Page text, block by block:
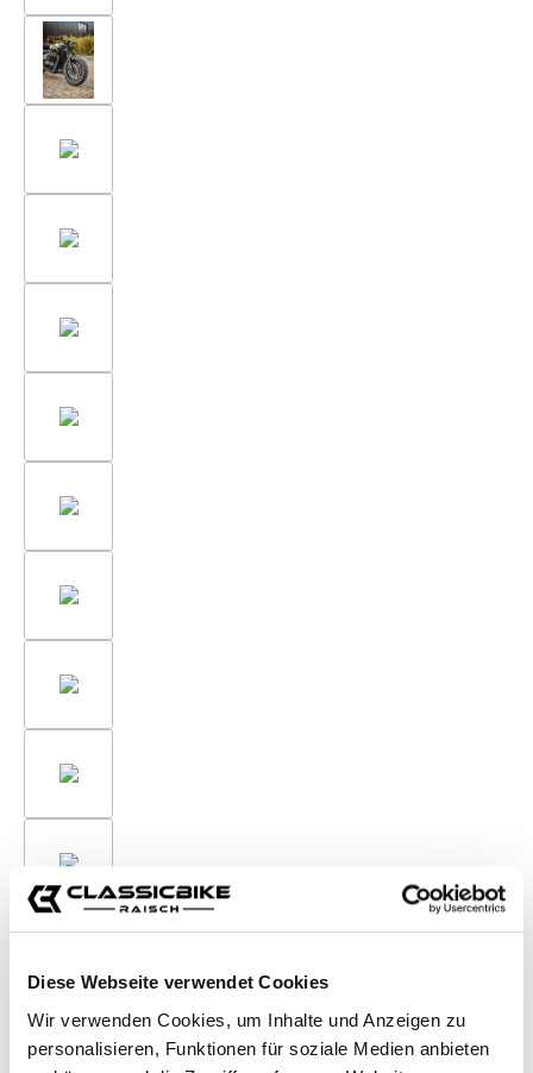
Diese Webseite verwendet Cookies
Wir verwenden Cookies, um Inhalte und Anzeigen zu
personalisieren, Funktionen für soziale Medien anbieten